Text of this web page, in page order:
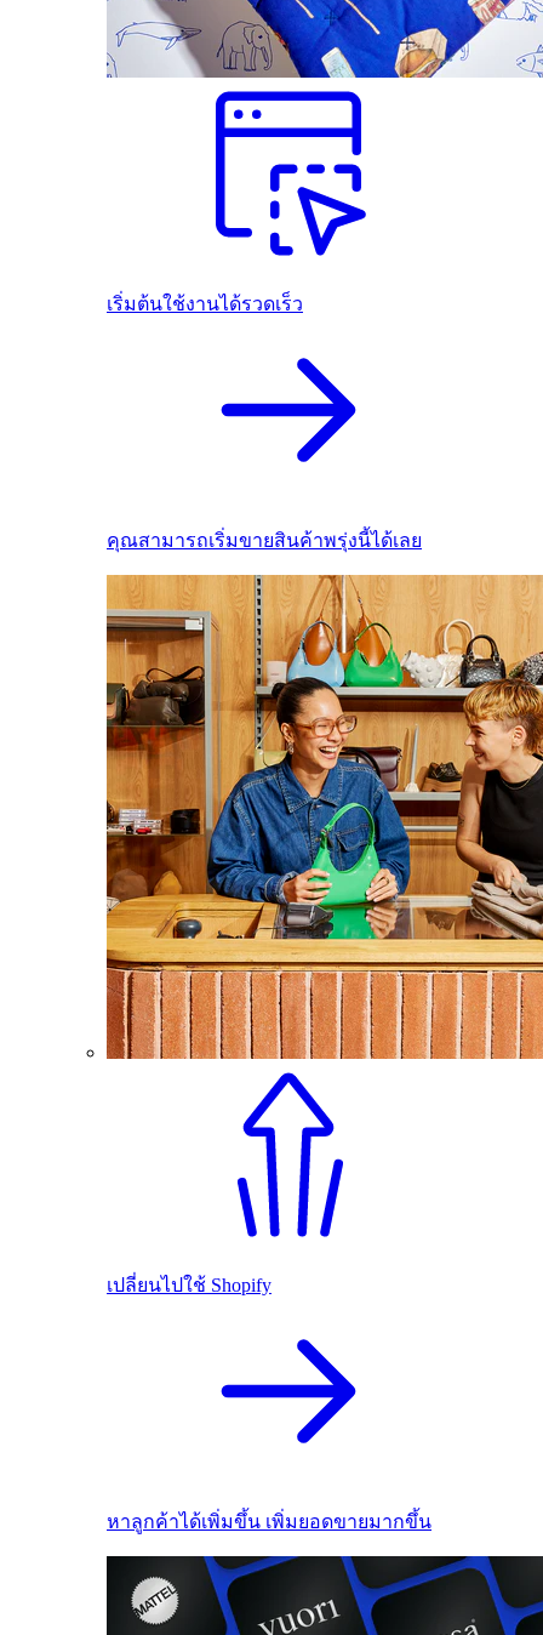
เริ่มต้นใช้งานได้รวดเร็ว
คุณสามารถเริ่มขายสินค้าพรุ่งนี้ได้เลย
เปลี่ยนไปใช้ Shopify
หาลูกค้าได้เพิ่มขึ้น เพิ่มยอดขายมากขึ้น